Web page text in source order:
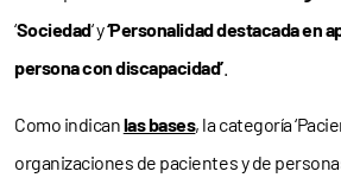
‘Sociedad‘ y‘Personalidad destacada en
persona con discapacidad’
Como indicanlas bases, la categoría
organizaciones de pacientes y de